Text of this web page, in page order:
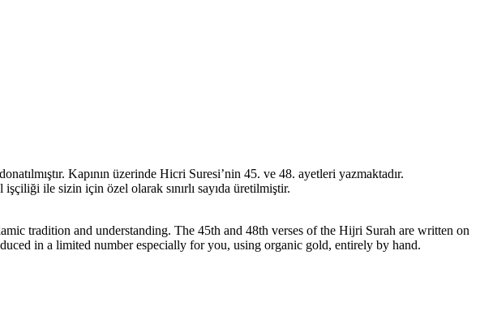
Kapının üzerinde Hicri Suresi’nin 45. ve 48. ayetleri yazmaktadır.
ile sizin için özel olarak sınırlı sayıda üretilmiştir.
tradition and understanding. The 45th and 48th verses of the Hijri Surah are written on
in a limited number especially for you, using organic gold, entirely by hand.